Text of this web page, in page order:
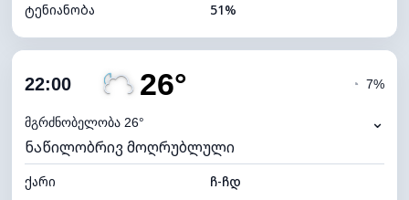
ტენიანობა
51%
ღრუბლიანობა
ნამის წერტილი
ხილვადობა
10 კმ
განათების ინდექსი 0 (ბნელი)
22:00 26°
მგრძნობელობა 26°
◔ 7%
⌄
ნაწილობრივ მოღრუბლული
ქარი
ჩ-ჩდ